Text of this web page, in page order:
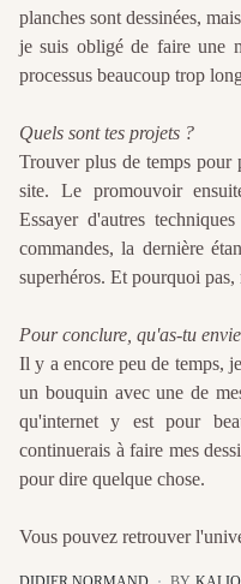
planches sont dessinées,
je suis obligé de faire une
processus beaucoup trop
Quels sont tes projets ?
Trouver plus de temps pour
site. Le promouvoir
Essayer d'autres
commandes, la dernière
superhéros. Et pourquoi
Pour conclure, qu'as-tu
Il y a encore peu de temps,
un bouquin avec une de
qu'internet y est pour
continuerais à faire mes
pour dire quelque chose.
Vous pouvez retrouver